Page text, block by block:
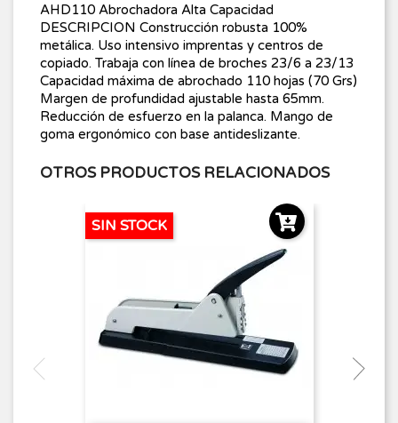
AHD110 Abrochadora Alta Capacidad
DESCRIPCION Construcción robusta 100%
metálica. Uso intensivo imprentas y centros de
copiado. Trabaja con línea de broches 23/6 a 23/13
Capacidad máxima de abrochado 110 hojas (70 Grs)
Margen de profundidad ajustable hasta 65mm.
Reducción de esfuerzo en la palanca. Mango de
goma ergonómico con base antideslizante.
OTROS PRODUCTOS RELACIONADOS
SIN STOCK